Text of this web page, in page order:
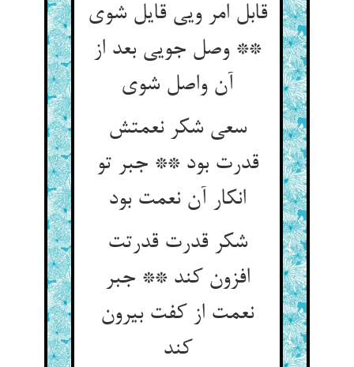
قابل امر ویی قایل شوی
** وصل جویی بعد از
سعی شکر نعمتش
قدرت بود ** جبر تو
انکار آن نعمت بود
شکر قدرت قدرتت
افزون کند ** جبر
نعمت از کفت بیرون
کند